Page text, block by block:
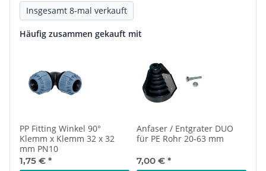
Insgesamt 8-mal verkauft
Häufig zusammen gekauft mit
PP Fitting Winkel 90°
Klemm x Klemm 32 x 32
mm PN10
1,75 € *
Anfaser / Entgrater DUO
für PE Rohr 20-63 mm
7,00 € *